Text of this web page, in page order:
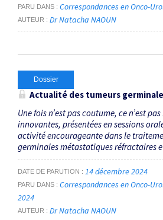
PARU DANS Correspondances en Onco-
AUTEUR Dr Natacha NAOUN
Dossier
Actualité des tumeurs
Une fois n’est pas coutume, ce n’est
innovantes, présentées en sessions
activité encourageante dans le
germinales métastatiques réfractaires
DATE DE PARUTION 14 décembre 2024
PARU DANS
Correspondances en Onco-
2024
AUTEUR Dr Natacha NAOUN